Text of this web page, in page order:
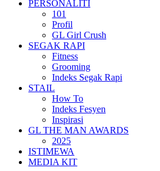
PERSONALITI
101
Profil
GL Girl Crush
SEGAK RAPI
Fitness
Grooming
Indeks Segak Rapi
STAIL
How To
Indeks Fesyen
Inspirasi
GL THE MAN AWARDS
2025
ISTIMEWA
MEDIA KIT